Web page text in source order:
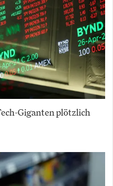
Giganten plötzlich